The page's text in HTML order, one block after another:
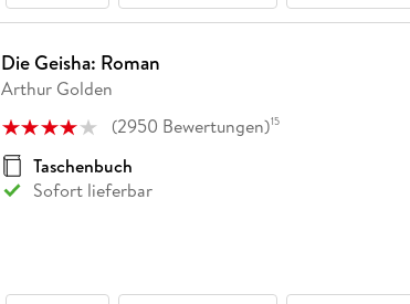
Die Geisha: Roman
Arthur Golden
(2950 Bewertungen)15
Taschenbuch
Sofort lieferbar